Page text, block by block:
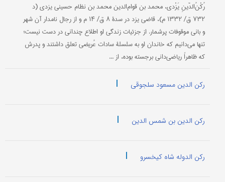
رُکْنُ‌‌الدّینِ یَزْدی، محمد بن قوام‌‌الدین محمد بن نظام حسینی یزدی (د
۷۳۲ ق/ ۱۳۳۲ م)، قاضی یزد در سدۀ ۸ ق/ ۱۴ م و از رجال نامدار آن شهر
و بانی موقوفات پرشمار. از جزئیات زندگی او اطلاع چندانی در دست نیست؛
تنها می‌دانیم که خاندان او به سلسلۀ سادات عُریضی تعلق داشتند و پدرش
که ظاهراً ریاضی‌دانی برجسته بوده، از ...
رکن الدین مسعود سلجوقی |
رکن الدین بن شمس الدین |
رکن الدوله شاه کیخسرو |